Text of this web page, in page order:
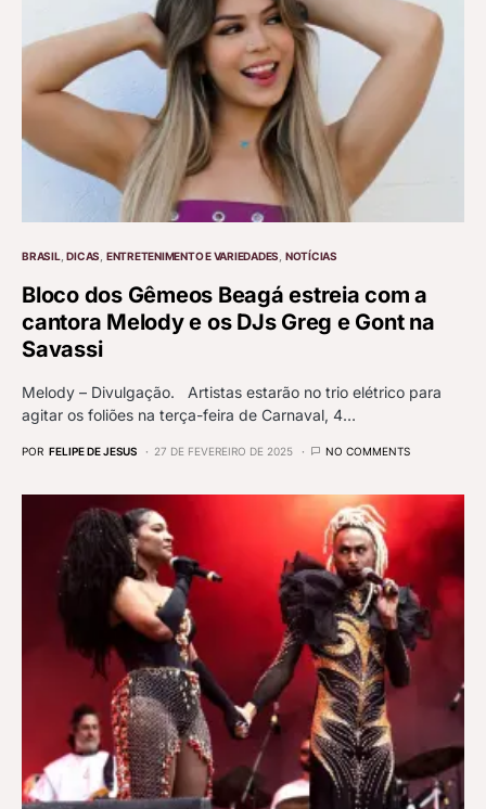
BRASIL DICAS ENTRETENIMENTO E VARIEDADES NOTÍCIAS
Bloco dos Gêmeos Beagá estreia com a
cantora Melody e os DJs Greg e Gont na
Savassi
Melody – Divulgação. Artistas estarão no trio elétrico para
agitar os foliões na terça-feira de Carnaval, 4…
POR FELIPE DE JESUS 27 DE FEVEREIRO DE 2025 NO COMMENTS